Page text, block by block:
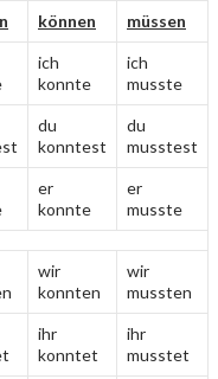
können müssen
ich
konnte
ich
musste
du
konntest
du
musstest
er
konnte
er
musste
wir
konnten
wir
mussten
ihr
konntet
ihr
musstet